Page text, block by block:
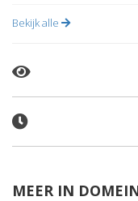
Bekijk alle
MEER IN